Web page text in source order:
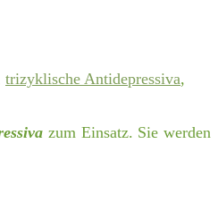
trizyklische Antidepressiva,
zum Einsatz. Sie werden